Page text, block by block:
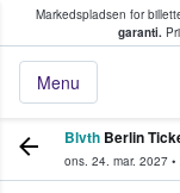
Markedspladsen for
garanti.
Menu
køber
Blvth Berlin
ons. 24. mar. 2027 •